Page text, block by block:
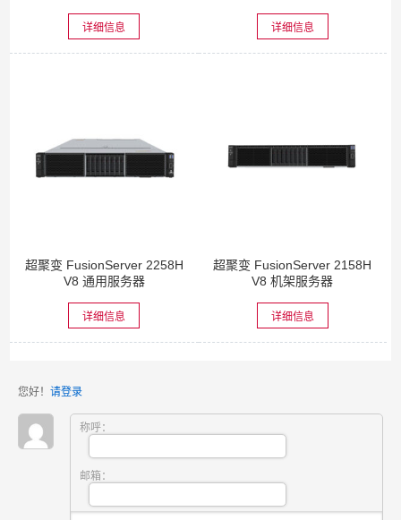
详细信息 详细信息
超聚变 FusionServer 2258H
V8 通用服务器
详细信息
超聚变 FusionServer 2158H
V8 机架服务器
详细信息
您好！ 请登录
称呼：
邮箱：